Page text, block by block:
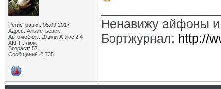
Регистрация: 05.09.2017
Адрес: Альметьевск
Автомобиль: Джили Атлас 2,4
АКПП, люкс
Возраст: 57
Сообщений: 2,735
Ненавижу айфоны
Бортжурнал: http://